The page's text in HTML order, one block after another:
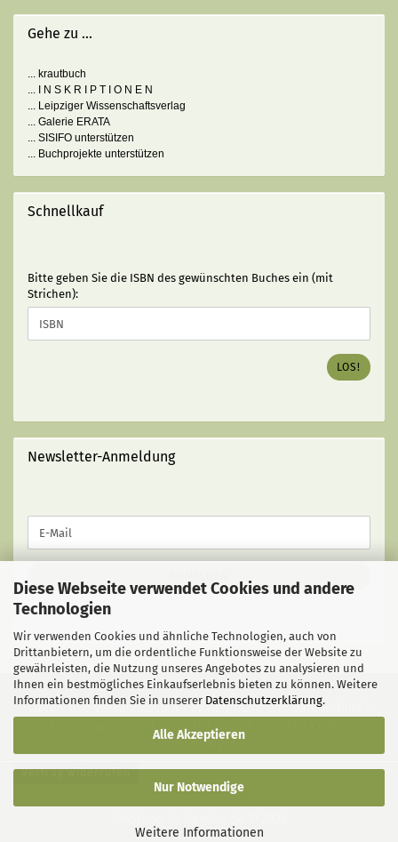
Diese Webseite verwendet Cookies und andere
Technologien
Wir verwenden Cookies und ähnliche Technologien, auch von
Drittanbietern, um die ordentliche Funktionsweise der Website zu
gewährleisten, die Nutzung unseres Angebotes zu analysieren und
Ihnen ein bestmögliches Einkaufserlebnis bieten zu können. Weitere
Informationen finden Sie in unserer Datenschutzerklärung.
Alle Akzeptieren
Nur Notwendige
Weitere Informationen
Gehe zu ...
... krautbuch
... I N S K R I P T I O N E N
... Leipziger Wissenschaftsverlag
... Galerie ERATA
... SISIFO unterstützen
... Buchprojekte unterstützen
Schnellkauf
BITTE
GEBEN
SIE
DIE
ISBN
(MIT
STRICHEN):
Bitte geben Sie die ISBN des gewünschten Buches ein (mit
Strichen):
LOS!
Newsletter-Anmeldung
ZUR
E-
Mail
Liefer- und Versandkosten|Privatsphäre und Datenschutz
Kontakt Widerrufsrecht
Einstellungen
Vertrag widerrufen